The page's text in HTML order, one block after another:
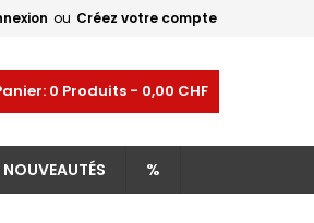
ou Créez votre compte
0 Produits - 0,00 CHF
NOUVEAUTÉS %